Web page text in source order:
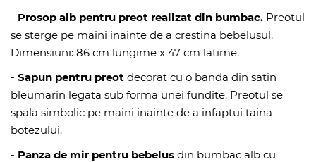
- Prosop alb pentru preot realizat din bumbac. Preotul
se sterge pe maini inainte de a crestina bebelusul.
Dimensiuni: 86 cm lungime x 47 cm latime.
- Sapun pentru preot decorat cu o banda din satin
bleumarin legata sub forma unei fundite. Preotul se
spala simbolic pe maini inainte de a infaptui taina
botezului.
- Panza de mir pentru bebelus din bumbac alb cu